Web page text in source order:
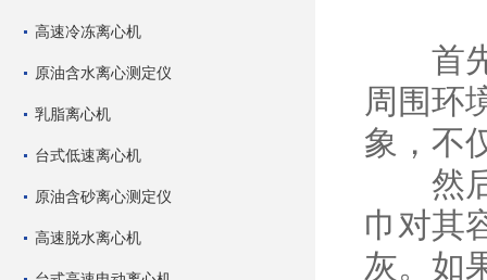
高速冷冻离心机
原油含水离心测定仪
乳脂离心机
台式低速离心机
原油含砂离心测定仪
高速脱水离心机
首先
周围环
象，不
然后
巾对其
灰。如